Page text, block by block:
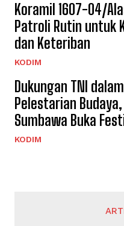
Koramil 1607-04/
Patroli Rutin untuk
dan Keteriban
KODIM
Dukungan TNI dalam
Pelestarian
Sumbawa Buka
KODIM